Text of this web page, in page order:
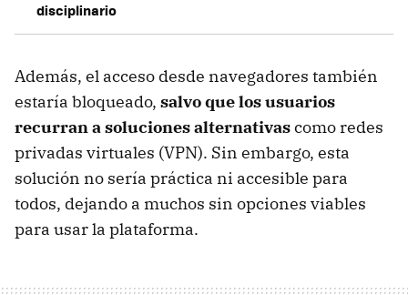
disciplinario
Además, el acceso desde navegadores también
estaría bloqueado, salvo que los usuarios
recurran a soluciones alternativascomo redes
privadas virtuales (VPN). Sin embargo, esta
solución no sería práctica ni accesible para
todos, dejando a muchos sin opciones viables
para usar la plataforma.